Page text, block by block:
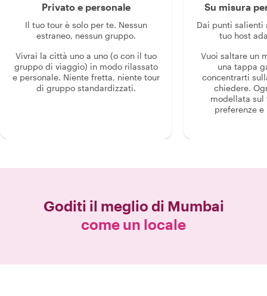
vivamente
on Curry.
preliminare
per casa.
esperienza
Privato e personale
Il tuo tour è solo per te. Nessun
estraneo, nessun gruppo.
Vivrai la città uno a uno (o con il tuo
gruppo di viaggio) in modo rilassato
e personale. Niente fretta, niente tour
di gruppo standardizzati.
Su misura
Dai punti salienti
tuo host
Vuoi saltare un
una tappa
concentrarti
chiedere.
modellata sul
preferenze
Goditi il meglio di Mumbai
come un locale